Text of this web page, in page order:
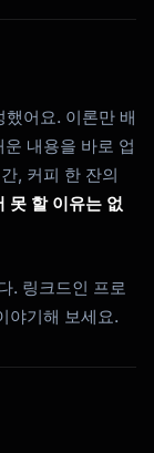
어요. 이론만 배
내용을 바로 업
, 커피 한 잔의
못 할 이유는 없
. 링크드인 프로
야기해 보세요.